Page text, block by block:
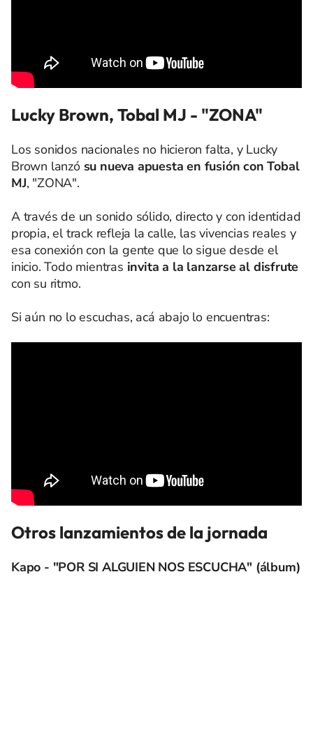
Lucky Brown, Tobal MJ - "ZONA"
Los sonidos nacionales no hicieron falta, y Lucky
Brown lanzó su nueva apuesta en fusión con Tobal
MJ, "ZONA".
A través de un sonido sólido, directo y con identidad
propia, el track refleja la calle, las vivencias reales y
esa conexión con la gente que lo sigue desde el
inicio. Todo mientras invita a la lanzarse al disfrute
con su ritmo.
Si aún no lo escuchas, acá abajo lo encuentras:
Otros lanzamientos de la jornada
Kapo - "POR SI ALGUIEN NOS ESCUCHA" (álbum)